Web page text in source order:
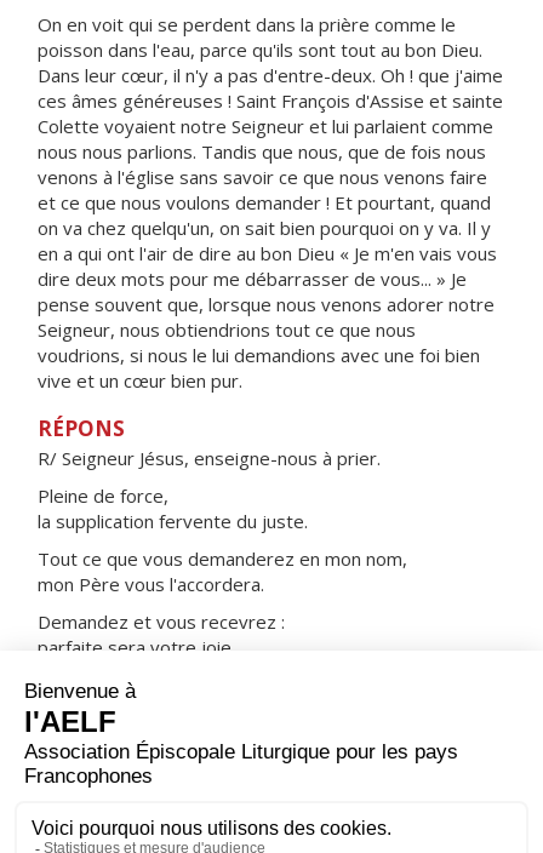
On en voit qui se perdent dans la prière comme le
poisson dans l'eau, parce qu'ils sont tout au bon Dieu.
Dans leur cœur, il n'y a pas d'entre-deux. Oh ! que j'aime
ces âmes généreuses ! Saint François d'Assise et sainte
Colette voyaient notre Seigneur et lui parlaient comme
nous nous parlions. Tandis que nous, que de fois nous
venons à l'église sans savoir ce que nous venons faire
et ce que nous voulons demander ! Et pourtant, quand
on va chez quelqu'un, on sait bien pourquoi on y va. Il y
en a qui ont l'air de dire au bon Dieu « Je m'en vais vous
dire deux mots pour me débarrasser de vous... » Je
pense souvent que, lorsque nous venons adorer notre
Seigneur, nous obtiendrions tout ce que nous
voudrions, si nous le lui demandions avec une foi bien
vive et un cœur bien pur.
RÉPONS
R/ Seigneur Jésus, enseigne-nous à prier.
Pleine de force,
la supplication fervente du juste.
Tout ce que vous demanderez en mon nom,
mon Père vous l'accordera.
Demandez et vous recevrez :
parfaite sera votre joie.
ORAISON
Dieu de puissance et de bonté, tu as fait de saint Jean-
Marie Vianney, un prêtre admirable, passionnément
dévoué à son ministère ; accorde-nous, par sa prière et
les gagne au Christ, et d’obtenir avec eux l’éternelle